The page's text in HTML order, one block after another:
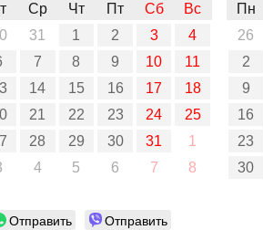
Ср Чт Пт Сб
Вс
31 1 2 3
4
7 8 9 10
11
14 15 16 17
18
21 22 23 24
25
28 29 30 31
1
4 5 6 7 8
Пн
26
2
9
16
23
30
Отправить Отправить